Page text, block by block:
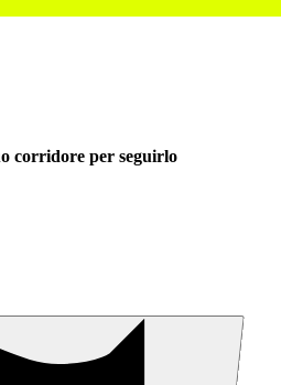
corridore per seguirlo